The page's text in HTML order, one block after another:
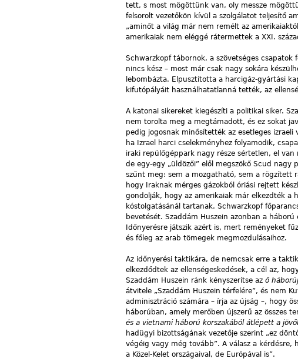
tett, s most mögöttünk van, oly messze
felsorolt vezetőkön kívül a szolgálatot teljesítő
„aminőt a világ már nem remélt az
amerikaiak nem eléggé rátermettek a XXI.
Schwarzkopf tábornok, a szövetséges
nincs kész – most már csak nagy sokára
lebombázta. Elpusztította a harcigáz-gyártási
kifutópályáit használhatatlanná tették, az
A katonai sikereket kiegészíti a politikai siker.
nem torolta meg a megtámadott, és ez sokat
pedig jogosnak minősítették az esetleges
ha Izrael harci cselekményhez folyamodik,
iraki repülőgéppark nagy része sértetlen, el
de egy-egy „üldözői” elől megszökő Scud nagy
szűnt meg: sem a mozgatható, sem a rögzített
hogy Iraknak mérges gázokból óriási rejtett
gondolják, hogy az amerikaiak már elkezdték a
kóstolgatásánál tartanak. Schwarzkopf
bevetését. Szaddám Huszein azonban a
Időnyerésre játszik azért is, mert reményeket
és főleg az arab tömegek megmozdulásaihoz.
Az időnyerési taktikára, de nemcsak erre a
elkezdődtek az ellenségeskedések, a cél az,
Szaddám Huszein ránk kényszerítse az ő
átvitele „Szaddám Huszein térfelére”, és nem
adminisztráció számára – írja az újság –, hogy
háborúban, amely merőben újszerű az összes
és a vietnami háború korszakából átlépett a
hadügyi bizottságának vezetője szerint „ez
végéig vagy még tovább”. A válasz a
a Közel-Kelet országaival, de Európával is”.